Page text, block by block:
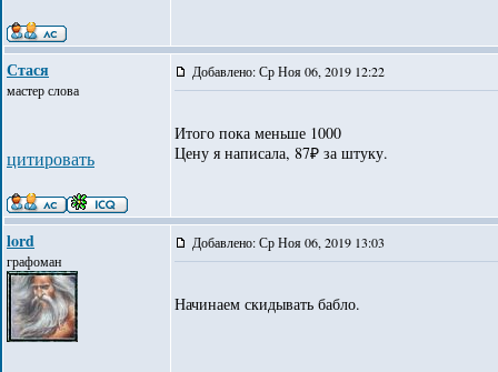
Стася
мастер слова
цитировать
Добавлено: Ср Ноя 06, 2019 12:22
Итого пока меньше 1000
Цену я написала, 87₽ за штуку.
lord
графоман
Добавлено: Ср Ноя 06, 2019 13:03
Начинаем скидывать бабло.